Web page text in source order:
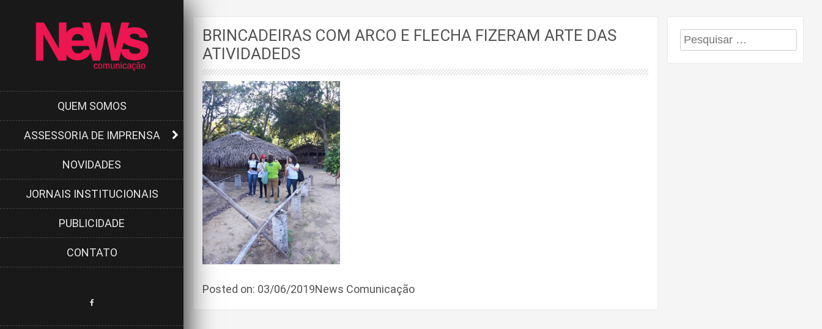
QUEM SOMOS
ASSESSORIA DE IMPRENSA
NOVIDADES
JORNAIS INSTITUCIONAIS
PUBLICIDADE
CONTATO
BRINCADEIRAS COM ARCO E FLECHA FIZERAM ARTE DAS
ATIVIDADEDS
Posted on: 03/06/2019News Comunicação
Pesquisar
por: